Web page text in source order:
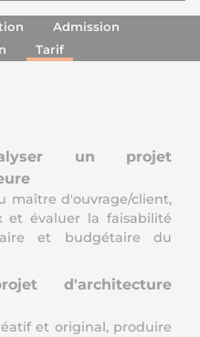
Admission
Tarif
un projet
maître d'ouvrage/client,
et évaluer la faisabilité
et budgétaire du
d'architecture
et original, produire